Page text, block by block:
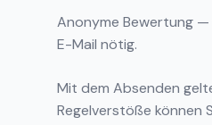
Anonyme Bewertung
E-Mail nötig.
Mit dem Absenden
Regelverstöße können